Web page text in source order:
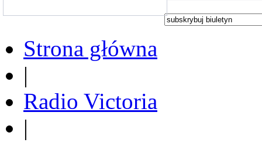
Strona główna
|
Radio Victoria
|